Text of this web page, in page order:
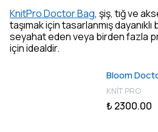
KnitPro Doctor Bag, şiş, tığ ve
taşımak için tasarlanmış dayanıklı
seyahat eden veya birden fazla
için idealdir.
Bloom
KNİT PRO
₺ 2300.00